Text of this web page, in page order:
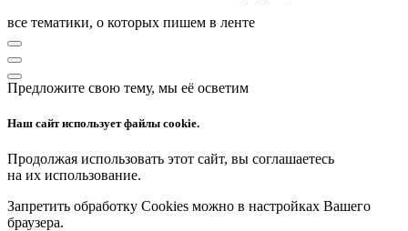
все тематики, о которых пишем в ленте
Предложите свою тему, мы её осветим
Наш сайт использует файлы cookie.
Продолжая использовать этот сайт, вы соглашаетесь
на их использование.
Запретить обработку Cookies можно в настройках Вашего
браузера.